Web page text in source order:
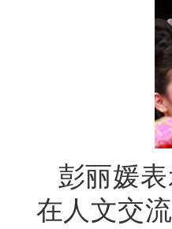
彭丽媛
在人文交